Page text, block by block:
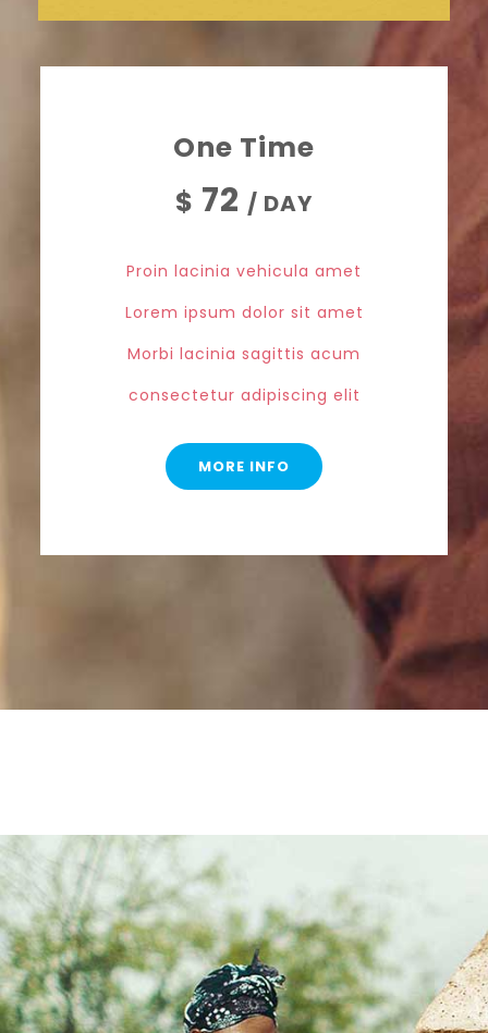
One Time
$ 72 / DAY
Proin lacinia vehicula amet
Lorem ipsum dolor sit amet
Morbi lacinia sagittis acum
consectetur adipiscing elit
MORE INFO